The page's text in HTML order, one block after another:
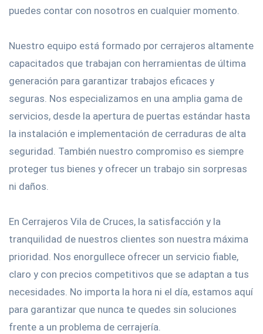
puedes contar con nosotros en cualquier momento.
Nuestro equipo está formado por cerrajeros altamente
capacitados que trabajan con herramientas de última
generación para garantizar trabajos eficaces y
seguras. Nos especializamos en una amplia gama de
servicios, desde la apertura de puertas estándar hasta
la instalación e implementación de cerraduras de alta
seguridad. También nuestro compromiso es siempre
proteger tus bienes y ofrecer un trabajo sin sorpresas
ni daños.
En Cerrajeros Vila de Cruces, la satisfacción y la
tranquilidad de nuestros clientes son nuestra máxima
prioridad. Nos enorgullece ofrecer un servicio fiable,
claro y con precios competitivos que se adaptan a tus
necesidades. No importa la hora ni el día, estamos aquí
para garantizar que nunca te quedes sin soluciones
frente a un problema de cerrajería.